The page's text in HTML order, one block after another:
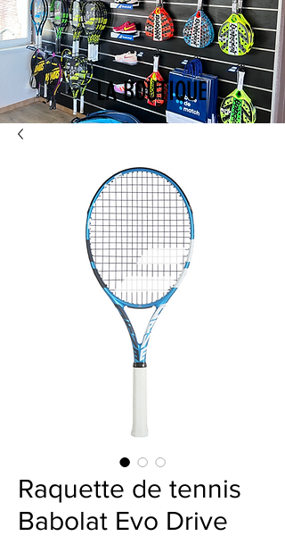
LA BOUTIQUE
Raquette de tennis
Babolat Evo Drive